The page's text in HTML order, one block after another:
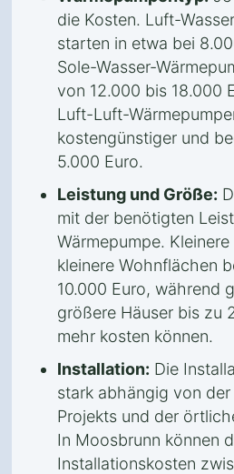
die Kosten. Luft-
starten in etwa bei
Sole-Wasser-
von 12.000 bis 18.000
Luft-Luft-
kostengünstiger und
5.000 Euro.
Leistung und Größe:
mit der benötigten
Wärmepumpe.
kleinere Wohnflächen
10.000 Euro, während
größere Häuser bis zu
mehr kosten können.
Installation: Die
stark abhängig von
Projekts und der
In Moosbrunn können
Installationskosten